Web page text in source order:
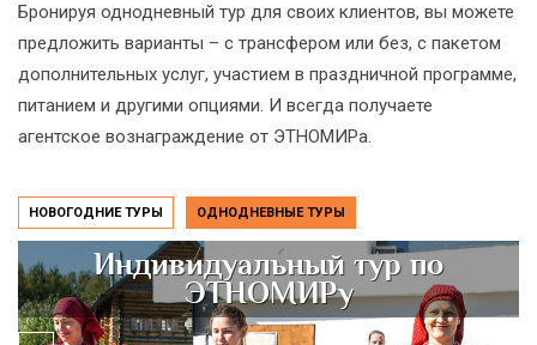
Бронируя однодневный тур для своих клиентов, вы можете
предложить варианты – с трансфером или без, с пакетом
дополнительных услуг, участием в праздничной программе,
питанием и другими опциями. И всегда получаете
агентское вознаграждение от ЭТНОМИРа.
НОВОГОДНИЕ ТУРЫ ОДНОДНЕВНЫЕ ТУРЫ
Индивидуальный тур по
ЭТНОМИРу